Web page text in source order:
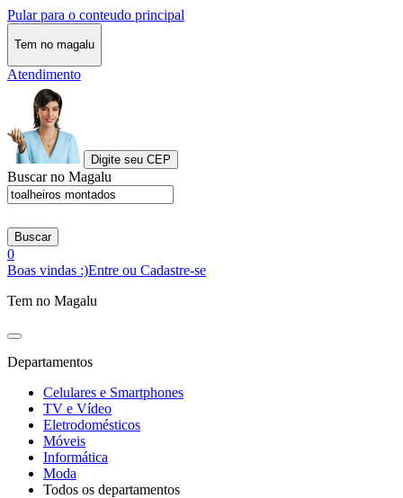
Pular para o conteudo principal
Tem no magalu
Atendimento
Digite seu CEP
Buscar no Magalu
Buscar
0
Boas vindas :)Entre ou Cadastre-se
Tem no Magalu
Departamentos
Celulares e Smartphones
TV e Vídeo
Eletrodomésticos
Móveis
Informática
Moda
Todos os departamentos